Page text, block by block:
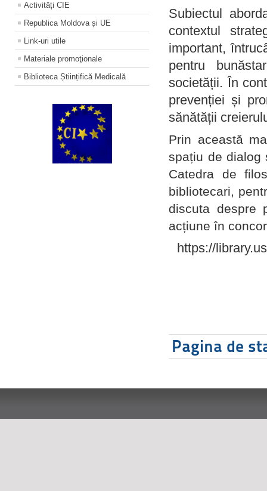
Activități CIE
Republica Moldova și UE
Link-uri utile
Materiale promoţionale
Biblioteca Științifică Medicală
Subiectul
contextul
important,
pentru
societății. În
prevenției și
sănătății
Prin această
spațiu de dialog
Catedra de
bibliotecari,
discuta despre
acțiune în
https://
Pagina de